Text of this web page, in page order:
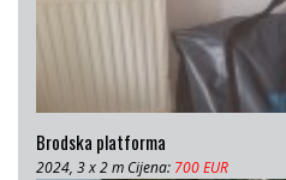
Brodska platforma
2024, 3 x 2 m Cijena: 700 EUR